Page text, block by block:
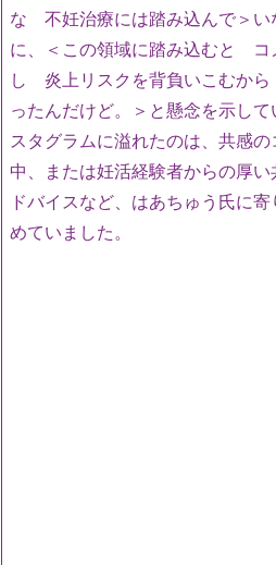
な 不妊治療には踏み込んで＞い
に、＜この領域に踏み込むと コ
し 炎上リスクを背負いこむか
ったんだけど。＞と懸念を示し
スタグラムに溢れたのは、共感
中、または妊活経験者からの厚
ドバイスなど、はあちゅう氏に
めていました。